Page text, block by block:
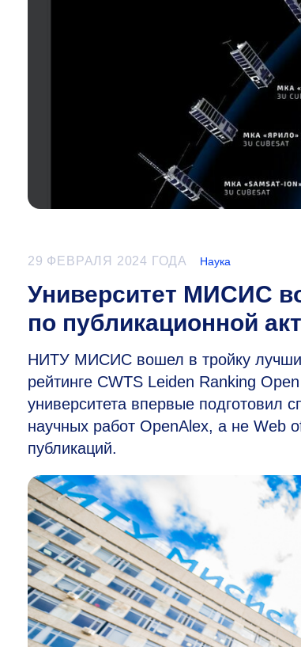
29 ФЕВРАЛЯ 2024 ГОДА Наука
Университет МИСИС
по публикационной
НИТУ МИСИС вошел в тройку лучших
рейтинге CWTS Leiden Ranking
университета впервые подготовил
научных работ OpenAlex, а не Web
публикаций.